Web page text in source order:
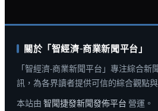
關於「智經濟-商業新聞平台」
「智經濟-商業新聞平台」專注綜合
訊，為各界讀者提供可信的綜合觀點與
本站由 智聞捷發新聞發佈平台 營運。